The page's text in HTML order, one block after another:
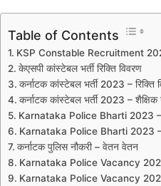
Table of Contents
KSP Constable Recruitment
केएसपी कांस्टेबल भर्ती रिक्ति विवरण
कर्नाटक कांस्टेबल भर्ती 2023 – रिक्ति
कर्नाटक कांस्टेबल भर्ती 2023 – शैक्षिक
Karnataka Police Bharti 2023 –
Karnataka Police Bharti 2023
कर्नाटक पुलिस नौकरी – वेतन वेतन
Karnataka Police Vacancy
Karnataka Police Vacancy